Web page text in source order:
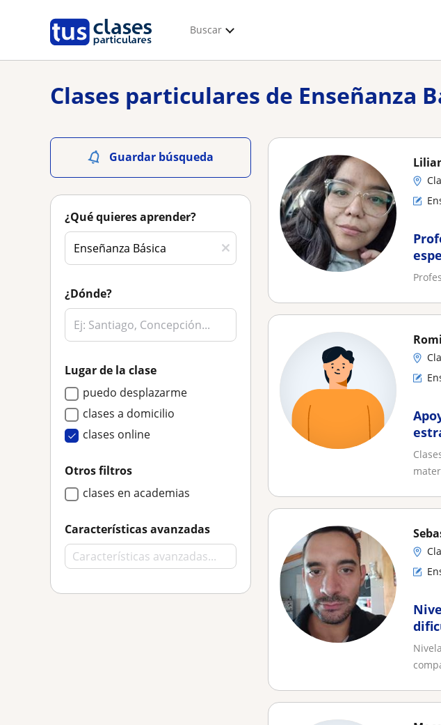
Buscar
Clases particulares de Enseñanza
Guardar búsqueda
¿Qué quieres aprender?
¿Dónde?
Lugar de la clase
puedo desplazarme
clases a domicilio
clases online
Otros filtros
clases en academias
Características avanzadas